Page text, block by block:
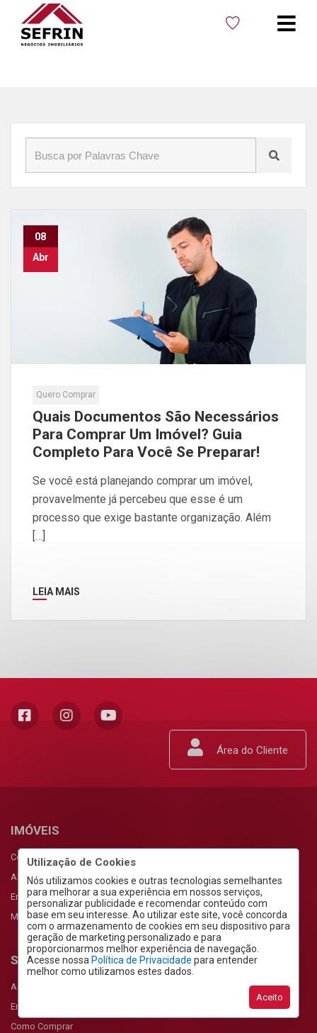
Início»Blog »Documentos para compra de imóvel
Utilização de Cookies
Nós utilizamos cookies e outras tecnologias semelhantes
para melhorar a sua experiência em nossos serviços,
personalizar publicidade e recomendar conteúdo com
base em seu interesse. Ao utilizar este site, você concorda
com o armazenamento de cookies em seu dispositivo para
geração de marketing personalizado e para
proporcionarmos melhor experiência de navegação.
Acesse nossa Política de Privacidade para entender
melhor como utilizamos estes dados.
Aceito
08
Abr
Quero Comprar
Quais Documentos São Necessários
Para Comprar Um Imóvel? Guia
Completo Para Você Se Preparar!
Se você está planejando comprar um imóvel,
provavelmente já percebeu que esse é um
processo que exige bastante organização. Além
[…]
LEIA MAIS
Área do Cliente
IMÓVEIS
Comprar
Alugar
Empreendimentos
Meus Favoritos
SERVIÇOS
Anunciar Imóvel
Encomendar Imóvel
Como Comprar